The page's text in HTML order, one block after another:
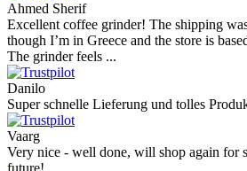
Ahmed Sherif
Excellent coffee grinder! The shipping
though I’m in Greece and the store is
The grinder feels ...
Danilo
Super schnelle Lieferung und tolles
Vaarg
Very nice - well done, will shop again for